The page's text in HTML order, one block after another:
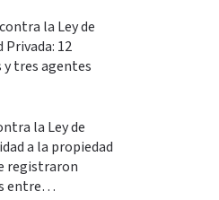
la Ley de
Privada: 12
tres agentes
la Ley de
a la propiedad
registraron
entre